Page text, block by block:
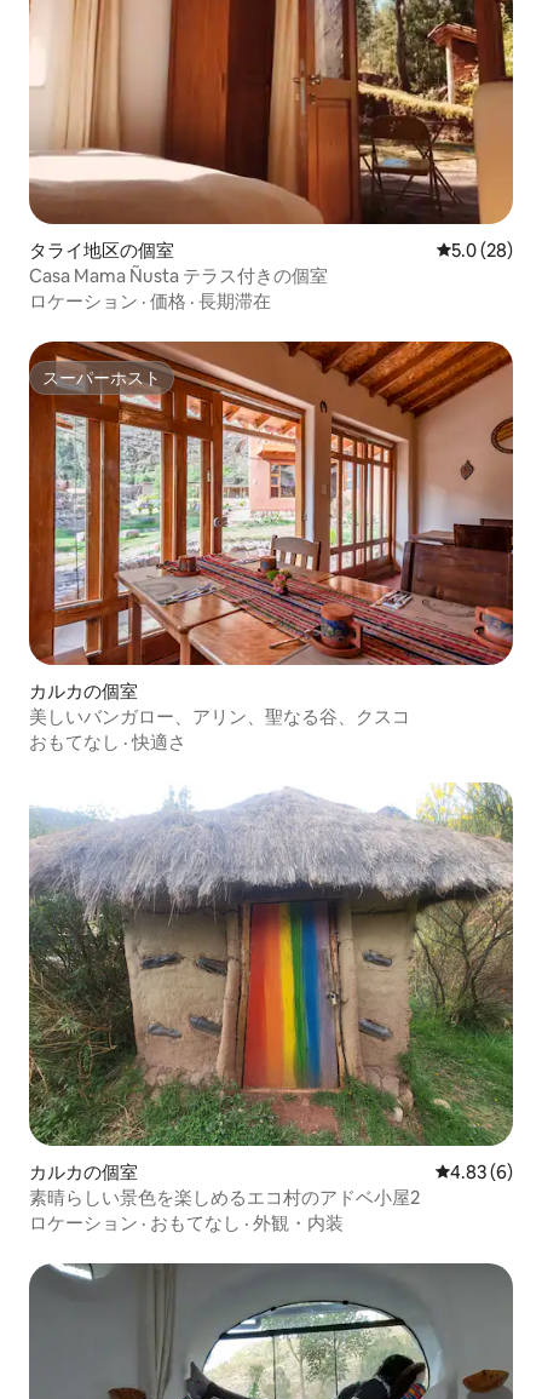
タライ地区の個室 レビュー28
5.0 (28)
Casa Mama Ñusta テラス付きの個室
ロケーション · 価格 · 長期滞在
スーパーホスト
スーパーホスト
カルカの個室
美しいバンガロー、アリン、聖なる谷、クスコ
おもてなし ·快適さ
カルカの個室 レビュー6
4.83 (6)
素晴らしい景色を楽しめるエコ村のアドベ小屋2
ロケーション · おもてなし · 外観・内装